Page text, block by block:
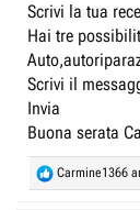
Scrivi la tua
Hai tre
Scrivi il
Invia
Buona serata
R
e
Carmine1366